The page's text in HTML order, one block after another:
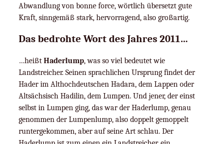
Abwandlung von bonne force, wörtlich übersetzt gute
Kraft, sinngemäß stark, hervorragend, also großartig.
Das bedrohte Wort des Jahres 2011…
…heißt Haderlump, was so viel bedeutet wie
Landstreicher. Seinen sprachlichen Ursprung findet der
Hader im Althochdeutschen Hadara, dem Lappen oder
Altsächsisch Hadilin, dem Lumpen. Und jener, der einst
selbst in Lumpen ging, das war der Haderlump, genau
genommen der Lumpenlump, also doppelt gemoppelt
runtergekommen, aber auf seine Art schlau. Der